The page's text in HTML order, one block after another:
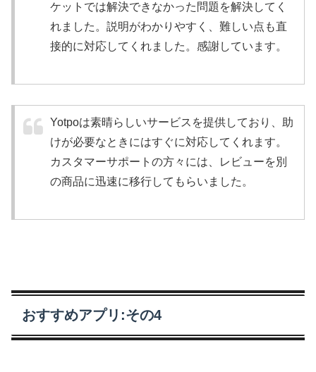
ケットでは解決できなかった問題を解決してく
れました。説明がわかりやすく、難しい点も直
接的に対応してくれました。感謝しています。
Yotpoは素晴らしいサービスを提供しており、助
けが必要なときにはすぐに対応してくれます。
カスタマーサポートの方々には、レビューを別
の商品に迅速に移行してもらいました。
おすすめアプリ:その4